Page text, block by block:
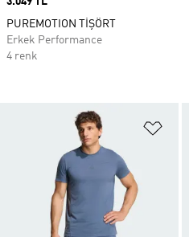
PUREMOTION TİŞÖRT
Erkek Performance
4 renk